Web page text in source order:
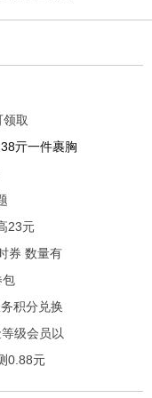
取
亓一件裹胸
23元
券 数量有
包
积分兑换
级会员以
0.88元